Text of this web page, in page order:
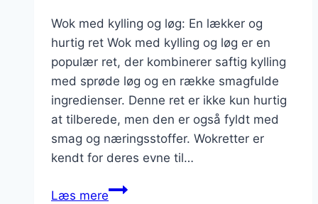
Wok med kylling og løg: En lækker og
hurtig ret Wok med kylling og løg er en
populær ret, der kombinerer saftig kylling
med sprøde løg og en række smagfulde
ingredienser. Denne ret er ikke kun hurtig
at tilberede, men den er også fyldt med
smag og næringsstoffer. Wokretter er
kendt for deres evne til…
Læs mereWok